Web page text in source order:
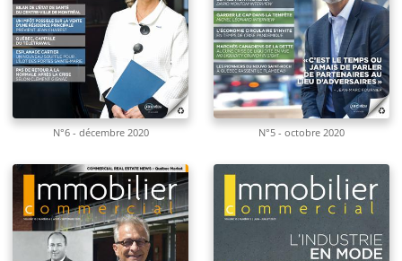
N°6 - décembre 2020 N°5 - octobre 2020